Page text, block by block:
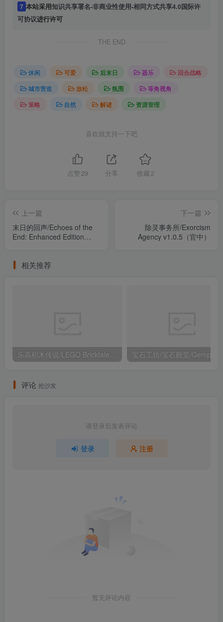
7 本站采用知识共享署名-非商业性使用-相同方式共享4.0国际许
可协议进行许可
THE END
休闲 可爱 后末日 器乐
回合战略
城市营造
放松 氛围
等角视角
策略
自然 解谜 资源管理
喜欢就支持一下吧
点赞 29 分享 收藏 2
上一篇
末日的回声/Echoes of the
End: Enhanced Edition
下一篇
除灵事务所/Exorcism
Agency v1.0.5（官中）
相关推荐
评论 抢沙发
请登录后发表评论
登录 注册
暂无评论内容